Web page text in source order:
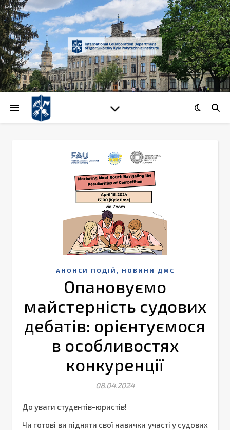
АНОНСИ ПОДІЙ , НОВИНИ ДМС
Опановуємо
майстерність судових
дебатів: орієнтуємося
в особливостях
конкуренції
08.04.2024
До уваги студентів-юристів!
Чи готові ви підняти свої навички участі у судових